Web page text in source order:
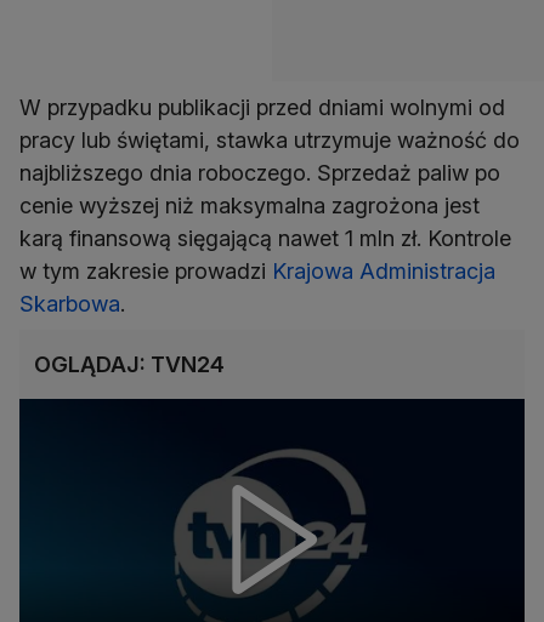
W przypadku publikacji przed dniami wolnymi od
pracy lub świętami, stawka utrzymuje ważność do
najbliższego dnia roboczego. Sprzedaż paliw po
cenie wyższej niż maksymalna zagrożona jest
karą finansową sięgającą nawet 1 mln zł. Kontrole
w tym zakresie prowadzi Krajowa Administracja
Skarbowa.
OGLĄDAJ: TVN24